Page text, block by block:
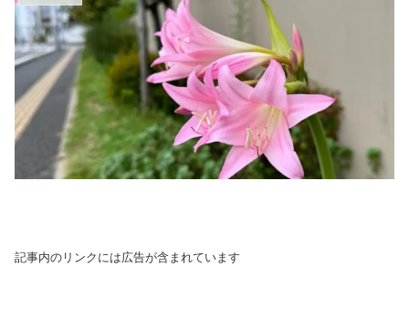
記事内のリンクには広告が含まれています